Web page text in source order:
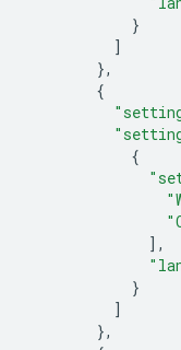
}
]
},
{
{
],
}
]
},